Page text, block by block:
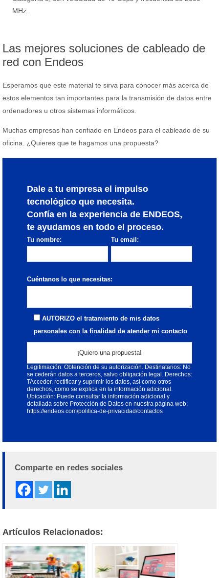
MHz.
Las mejores soluciones de cableado de
red con Endeos
Esperamos que este material te sirva para conocer más acerca de
estos elementos tan importantes para la transmisión de datos entre
ordenadores u otros sistemas informáticos.
Muchas empresas han confiado en Endeos para el cableado de su
oficina. ¿Quieres que te hagamos una propuesta?
Dale a tu empresa el impulso
tecnológico que necesita.
Confía en la experiencia de ENDEOS,
te ayudamos en todo el proceso.
Tu nombre: Tu email:
Cuéntanos lo que necesitas:
AUTORIZO el tratamiento de mis datos
personales con la finalidad de atender mi contacto
Legitimación: Obtención de su autorización. Destinatarios: No
se cederán datos a terceros, salvo obligación legal. Derechos:
TAcceder, rectificar y suprimir los datos, así como otros
derechos, como se explica en la información adicional.
Ubicación: Puede consultar la información adicional y
detallada sobre Protección de Datos en nuestra página web:
https://endeos.com/politica-de-privacidad/contactos
Comparte en redes sociales
Artículos Relacionados: